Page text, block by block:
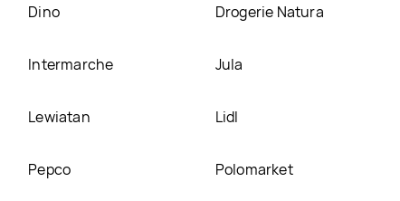
Dino Drogerie Natura
Intermarche Jula
Lewiatan Lidl
Pepco Polomarket